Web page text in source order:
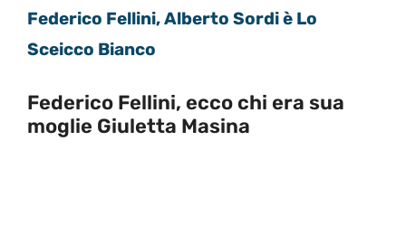
Federico Fellini, Alberto Sordi è Lo
Sceicco Bianco
Federico Fellini, ecco chi era sua
moglie Giuletta Masina